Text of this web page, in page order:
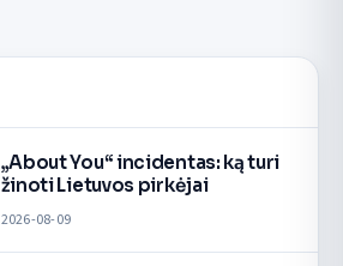
„About You“ incidentas: ką turi
žinoti Lietuvos pirkėjai
2026-08-09